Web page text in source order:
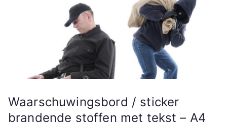
Waarschuwingsbord / sticker
brandende stoffen met tekst – A4